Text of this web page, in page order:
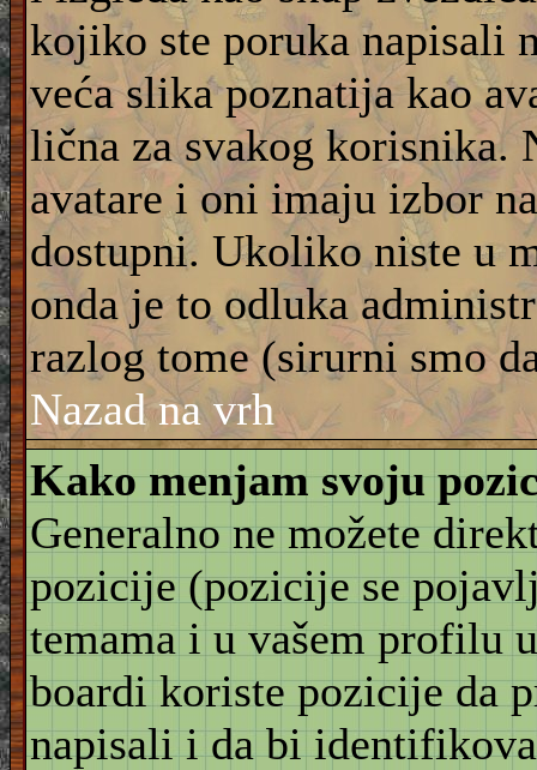
kojiko ste poruka napisali
veća slika poznatija kao
lična za svakog korisnika.
avatare i oni imaju izbor
dostupni. Ukoliko niste u
onda je to odluka
razlog tome (sirurni smo
Nazad na vrh
Kako menjam svoju
Generalno ne možete
pozicije (pozicije se
temama i u vašem profilu
boardi koriste pozicije da
napisali i da bi